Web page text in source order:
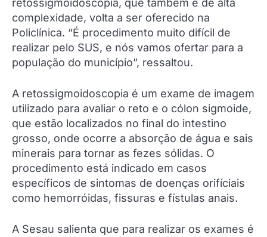
retossigmoidoscopia, que também é de alta
complexidade, volta a ser oferecido na
Policlínica. “É procedimento muito difícil de
realizar pelo SUS, e nós vamos ofertar para a
população do município”, ressaltou.
A retossigmoidoscopia é um exame de imagem
utilizado para avaliar o reto e o cólon sigmoide,
que estão localizados no final do intestino
grosso, onde ocorre a absorção de água e sais
minerais para tornar as fezes sólidas. O
procedimento está indicado em casos
específicos de sintomas de doenças orifíciais
como hemorróidas, fissuras e fístulas anais.
A Sesau salienta que para realizar os exames é